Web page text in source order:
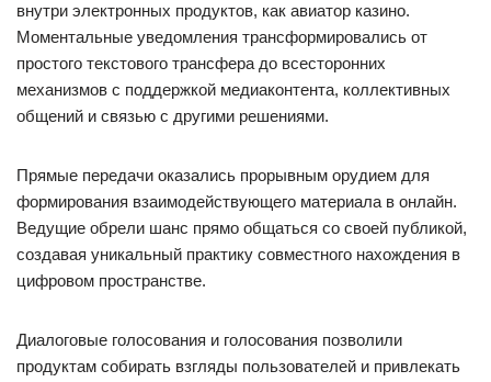
внутри электронных продуктов, как авиатор казино.
Моментальные уведомления трансформировались от
простого текстового трансфера до всесторонних
механизмов с поддержкой медиаконтента, коллективных
общений и связью с другими решениями.
Прямые передачи оказались прорывным орудием для
формирования взаимодействующего материала в онлайн.
Ведущие обрели шанс прямо общаться со своей публикой,
создавая уникальный практику совместного нахождения в
цифровом пространстве.
Диалоговые голосования и голосования позволили
продуктам собирать взгляды пользователей и привлекать